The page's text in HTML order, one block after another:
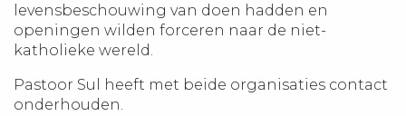
levensbeschouwing van doen hadden en
openingen wilden forceren naar de niet-
katholieke wereld.
Pastoor Sul heeft met beide organisaties contact
onderhouden.